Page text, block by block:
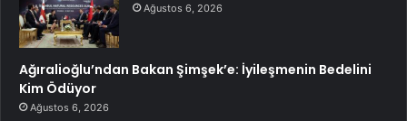
Ağustos 6, 2026
Ağıralioğlu’ndan Bakan Şimşek’e: İyileşmenin Bedelini
Kim Ödüyor
Ağustos 6, 2026